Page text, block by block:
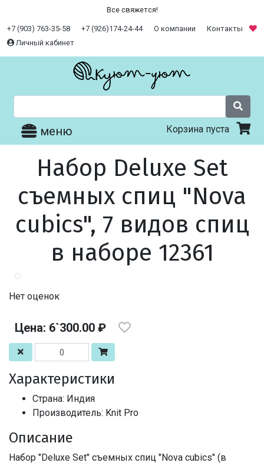
Все свяжется!
+7 (903) 763-35-58 +7 (926)174-24-44 О компании
Контакты
Личный кабинет
меню Корзина пуста
Набор Deluxe Set
съемных спиц "Nova
cubics", 7 видов спиц
в наборе 12361
Нет оценок
Цена: 6`300.00 ₽
Характеристики
Страна: Индия
Производитель: Knit Pro
Описание
Набор "Deluxe Set" съемных спиц "Nova cubics" (в